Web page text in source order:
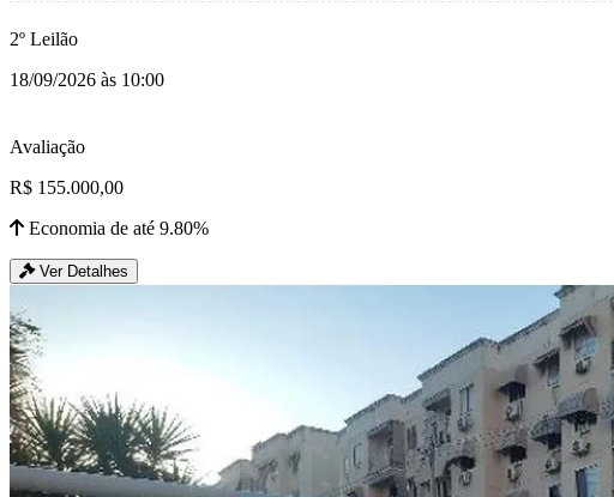
2º Leilão
18/09/2026 às 10:00
Avaliação
R$ 155.000,00
Economia de até 9.80%
Ver Detalhes